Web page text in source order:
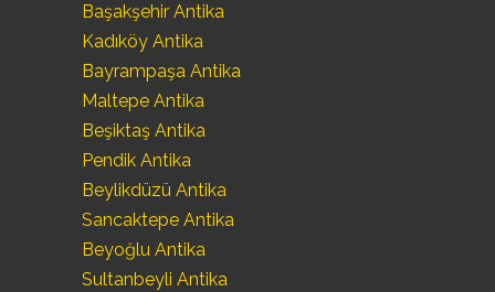
Başakşehir Antika
Kadıköy Antika
Bayrampaşa Antika
Maltepe Antika
Beşiktaş Antika
Pendik Antika
Beylikdüzü Antika
Sancaktepe Antika
Beyoğlu Antika
Sultanbeyli Antika